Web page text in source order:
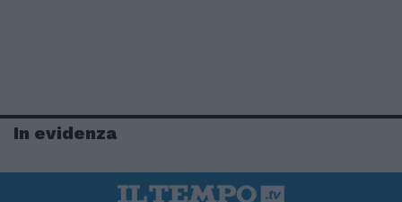
In evidenza